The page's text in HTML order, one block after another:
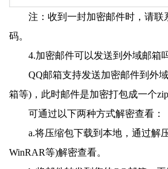
注：收到一封加密邮件时，请联
码。
4.加密邮件可以发送到外域邮箱
QQ邮箱支持发送加密邮件到外
箱等)，此时邮件是加密打包成一个zip
可通过以下两种方式解密查看：
a.将压缩包下载到本地，通过解
WinRAR等)解密查看。